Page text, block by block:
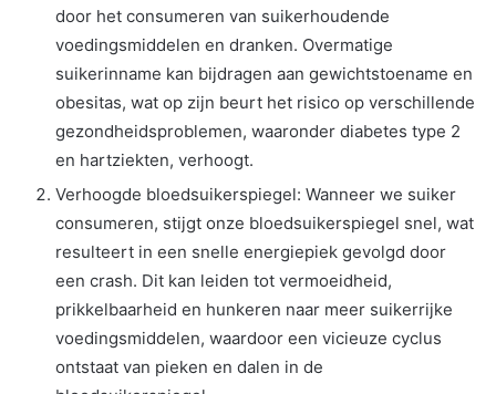
door het consumeren van suikerhoudende
voedingsmiddelen en dranken. Overmatige
suikerinname kan bijdragen aan gewichtstoename en
obesitas, wat op zijn beurt het risico op verschillende
gezondheidsproblemen, waaronder diabetes type 2
en hartziekten, verhoogt.
Verhoogde bloedsuikerspiegel: Wanneer we suiker
consumeren, stijgt onze bloedsuikerspiegel snel, wat
resulteert in een snelle energiepiek gevolgd door
een crash. Dit kan leiden tot vermoeidheid,
prikkelbaarheid en hunkeren naar meer suikerrijke
voedingsmiddelen, waardoor een vicieuze cyclus
ontstaat van pieken en dalen in de